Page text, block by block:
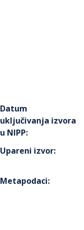
Datum
uključivanja izvora
u NIPP:
Upareni izvor:
Metapodaci: